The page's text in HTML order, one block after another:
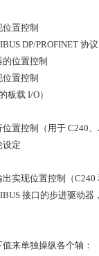
置控制
DP/PROFINET
的位置控制
置控制
板载 I/O）
置控制（用于 C240
设定
实现位置控制（C240
接口的步进驱动
来单独操纵各个轴：